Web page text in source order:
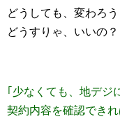
どうしても、変わろう
どうすりゃ、いいの？
｢少なくても、地デジ
契約内容を確認でき